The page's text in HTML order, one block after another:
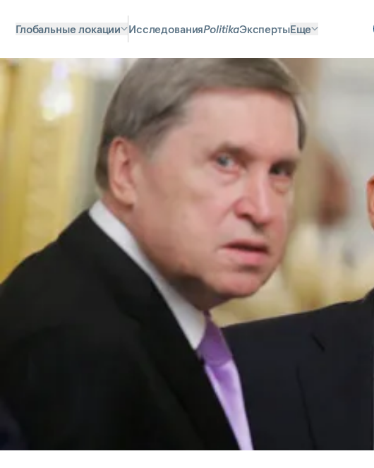
Глобальные локации ИсследованияPolitikaЭкспертыЕще